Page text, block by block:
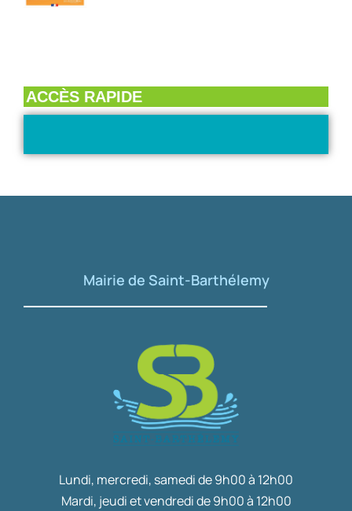
ACCÈS RAPIDE
Mairie de Saint-Barthélemy
Lundi, mercredi, samedi de 9h00 à 12h00
Mardi, jeudi et vendredi de 9h00 à 12h00